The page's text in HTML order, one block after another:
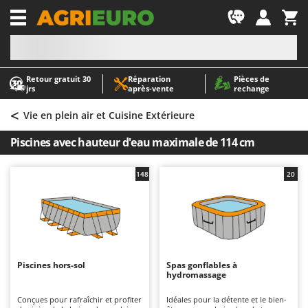
Retour gratuit 30
jrs
Réparation
après‑vente
Pièces de
rechange
-1
A
Abris de jardin
Accessoires pour tracteurs tondeuses autoportés
Aérateurs Scarificateurs pour gazon
Arracheuses de pommes de terre pour tracteur
Aspirateurs - Balais Électriques
Aspirateurs à cendres
Aspirateurs à feuilles sur roues
Aspirateurs de piscine
Atomiseurs agricoles pour tracteurs
Atomiseurs pour traitements
A
AgriEuro Premium
AgriEuro TOP-LINE
AGT
Airmec
AL-KO
ALA 2000
Ama
< Vie en plein air et Cuisine Extérieure
Piscines avec hauteur d'eau maximale de 114 cm
Piscines hors-sol
Conçues pour rafraîchir et profiter
148
Spas gonflables à
hydromassage
Idéales pour la détente et le bien-
20